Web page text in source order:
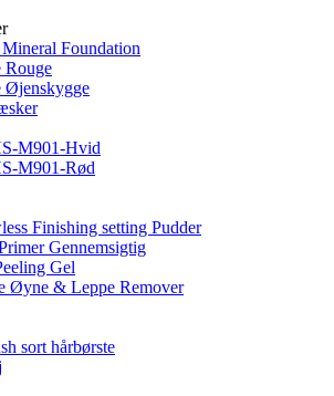
Foundation
Rouge
Øjenskygge
M901-Hvid
M901-Rød
Finishing setting Pudder
Gennemsigtig
Gel
Øyne & Leppe Remover
sort hårbørste